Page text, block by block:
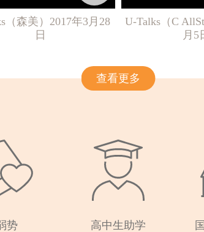
（森美）2017年3月28
日
U-Talks（C
月5
查看更多
势 高中生助学